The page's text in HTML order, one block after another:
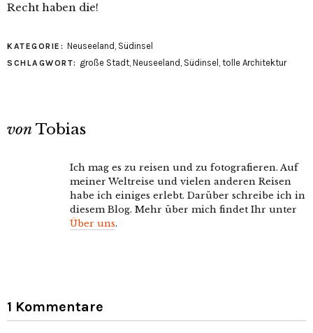
Recht haben die!
KATEGORIE: Neuseeland , Südinsel
SCHLAGWORT: große Stadt, Neuseeland , Südinsel , tolle Architektur
von Tobias
Ich mag es zu reisen und zu fotografieren. Auf
meiner Weltreise und vielen anderen Reisen
habe ich einiges erlebt. Darüber schreibe ich in
diesem Blog. Mehr über mich findet Ihr unter
Über uns.
1 Kommentare